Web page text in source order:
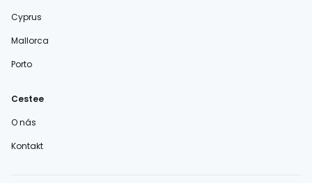
Cyprus
Mallorca
Porto
Cestee
O nás
Kontakt